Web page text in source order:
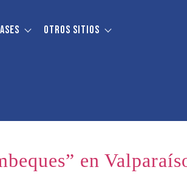
Otros sitios
en